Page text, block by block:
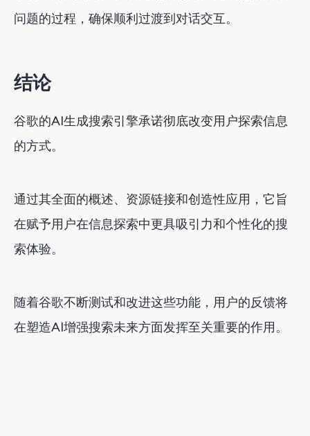
问题的过程，确保顺利过渡到对话交互。
结论
谷歌的AI生成搜索引擎承诺彻底改变用户探索信息
的方式。
通过其全面的概述、资源链接和创造性应用，它旨
在赋予用户在信息探索中更具吸引力和个性化的搜
索体验。
随着谷歌不断测试和改进这些功能，用户的反馈将
在塑造AI增强搜索未来方面发挥至关重要的作用。